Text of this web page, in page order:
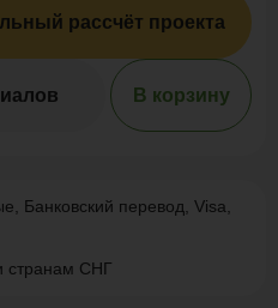
рассчёт проекта
В корзину
Банковский перевод, Visa,
странам СНГ